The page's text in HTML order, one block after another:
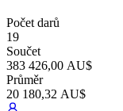
Počet darů
19
Součet
383 426,00 AU$
Průměr
20 180,32 AU$